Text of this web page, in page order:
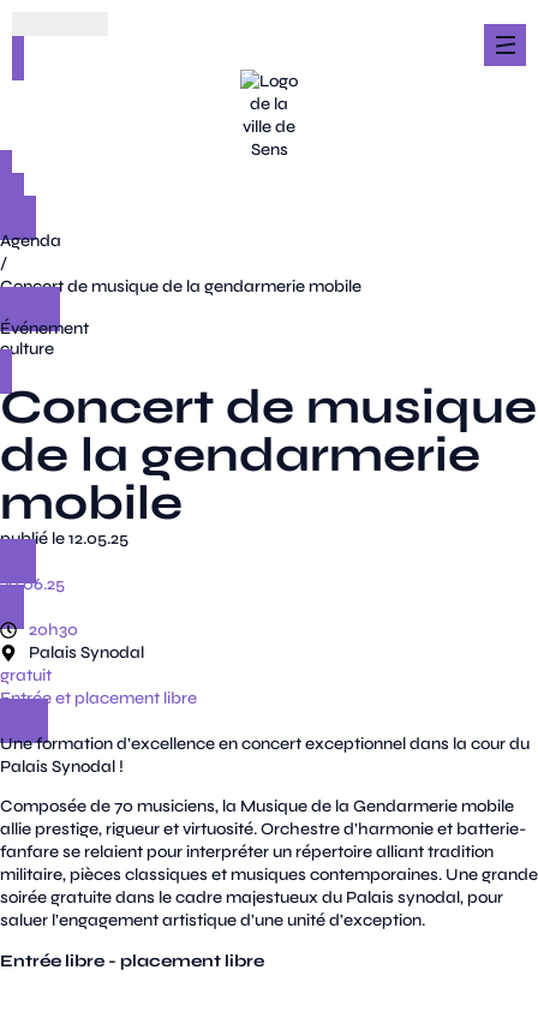
Agenda
/
Concert de musique de la gendarmerie mobile
Événement
culture
Concert de musique
de la gendarmerie
mobile
publié le 12.05.25
30.06.25
20h30
Palais Synodal
gratuit
Entrée et placement libre
Une formation d’excellence en concert exceptionnel dans la cour du
Palais Synodal !
Composée de 70 musiciens, la Musique de la Gendarmerie mobile
allie prestige, rigueur et virtuosité. Orchestre d’harmonie et batterie-
fanfare se relaient pour interpréter un répertoire alliant tradition
militaire, pièces classiques et musiques contemporaines. Une grande
soirée gratuite dans le cadre majestueux du Palais synodal, pour
saluer l’engagement artistique d’une unité d’exception.
Entrée libre - placement libre